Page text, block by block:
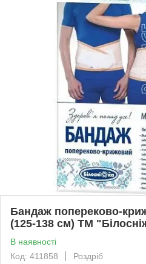
Бандаж попереково-
(125-138 см) ТМ
В наявності
Код: 411858
Роздріб